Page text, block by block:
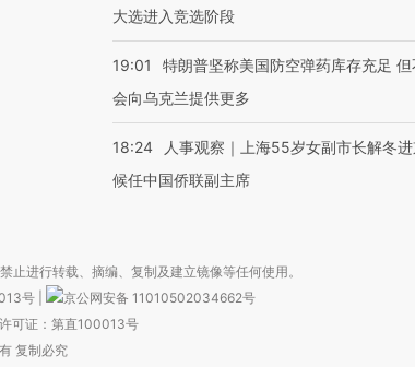
大选进入竞选阶段
19:01
特朗普坚称美国防空弹药库存充足 但
会向乌克兰提供更多
18:24
人事观察｜上海55岁女副市长解冬
候任中国侨联副主席
进行转载、摘编、复制及建立镜像等任何使用。
号
京公网安备 11010502034662号
可证：第直100013号
复制必究